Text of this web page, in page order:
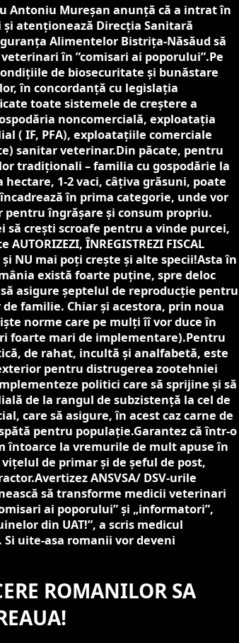
Antoniu Mureșan anunță că a intrat în
și atenționează Direcția Sanitară
Alimentelor Bistrița-Năsăud să
în ”comisari ai poporului”.Pe
de biosecuritate și bunăstare
în concordanță cu legislația
toate sistemele de creștere a
noncomercială, exploatația
( IF, PFA), exploatațiile comerciale
sanitar veterinar.Din păcate, pentru
tradiționali – familia cu gospodărie la
1-2 vaci, câțiva grăsuni, poate
în prima categorie, unde vor
pentru îngrășare și consum propriu.
să crești scroafe pentru a vinde purcei,
ÎNREGISTREZI FISCAL
NU mai poți crește și alte specii!Asta în
există foarte puține, spre deloc
asigure șeptelul de reproducție pentru
familie. Chiar și acestora, prin noua
norme care pe mulți îî vor duce în
foarte mari de implementare).Pentru
de rahat, incultă și analfabetă, este
pentru distrugerea zootehniei
politici care să sprijine și să
de la rangul de subzistență la cel de
care să asigure, în acest caz carne de
pentru populație.Garantez că într-o
întoarce la vremurile de mult apuse în
de primar și de șeful de post,
ANSVSA/ DSV-urile
să transforme medicii veterinari
ai poporului” și „informatori”,
din UAT!”, a scris medicul
uite-asa romanii vor deveni
ROMANILOR SA